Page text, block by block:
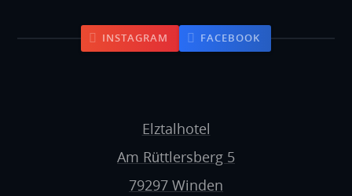
INSTAGRAM FACEBOOK
Elztalhotel
Am Rüttlersberg 5
79297 Winden